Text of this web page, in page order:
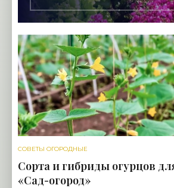
СОВЕТЫ ОГОРОДНЫЕ
Сорта и гибриды огурцов
«Сад-огород»